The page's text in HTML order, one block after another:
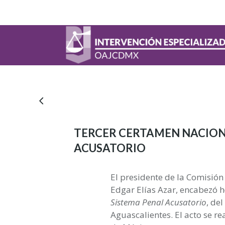
TERCER CERTAMEN
ACUSATORIO
El presidente de la
Edgar Elías Azar, encabezó
Sistema Penal Acusatorio,
Aguascalientes. El acto se